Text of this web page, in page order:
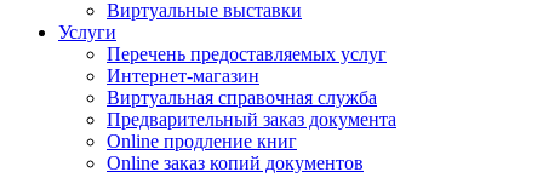
Виртуальные выставки
Услуги
Перечень предоставляемых услуг
Интернет-магазин
Виртуальная справочная служба
Предварительный заказ документа
Online продление книг
Online заказ копий документов